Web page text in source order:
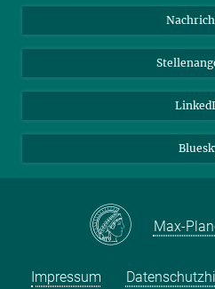
Verwaltung
Anfahrt
zum PhD Programm
zu Praktika
für Patienten
für Schüler:innen und
Max-
Impressum